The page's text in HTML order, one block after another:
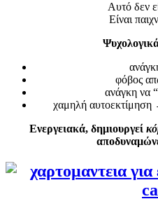
Αυτό δεν
Είναι
φόβος
ανάγκη να
χαμηλή
Ενεργειακά, δημιουργεί